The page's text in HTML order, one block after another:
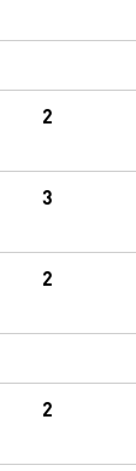
2
3
2
2